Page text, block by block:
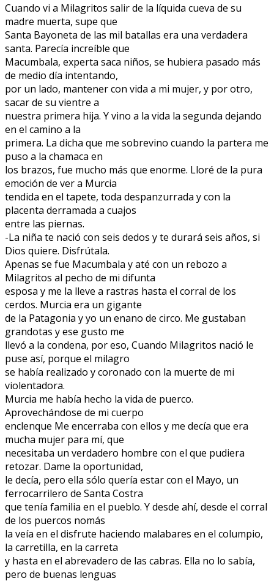
Cuando vi a Milagritos salir de la líquida cueva de su
madre muerta, supe que
Santa Bayoneta de las mil batallas era una verdadera
santa. Parecía increíble que
Macumbala, experta saca niños, se hubiera pasado más
de medio día intentando,
por un lado, mantener con vida a mi mujer, y por otro,
sacar de su vientre a
nuestra primera hija. Y vino a la vida la segunda dejando
en el camino a la
primera. La dicha que me sobrevino cuando la partera me
puso a la chamaca en
los brazos, fue mucho más que enorme. Lloré de la pura
emoción de ver a Murcia
tendida en el tapete, toda despanzurrada y con la
placenta derramada a cuajos
entre las piernas.
-La niña te nació con seis dedos y te durará seis años, si
Dios quiere. Disfrútala.
Apenas se fue Macumbala y até con un rebozo a
Milagritos al pecho de mi difunta
esposa y me la lleve a rastras hasta el corral de los
cerdos. Murcia era un gigante
de la Patagonia y yo un enano de circo. Me gustaban
grandotas y ese gusto me
llevó a la condena, por eso, Cuando Milagritos nació le
puse así, porque el milagro
se había realizado y coronado con la muerte de mi
violentadora.
Murcia me había hecho la vida de puerco.
Aprovechándose de mi cuerpo
enclenque Me encerraba con ellos y me decía que era
mucha mujer para mí, que
necesitaba un verdadero hombre con el que pudiera
retozar. Dame la oportunidad,
le decía, pero ella sólo quería estar con el Mayo, un
ferrocarrilero de Santa Costra
que tenía familia en el pueblo. Y desde ahí, desde el corral
de los puercos nomás
la veía en el disfrute haciendo malabares en el columpio,
la carretilla, en la carreta
y hasta en el abrevadero de las cabras. Ella no lo sabía,
pero de buenas lenguas